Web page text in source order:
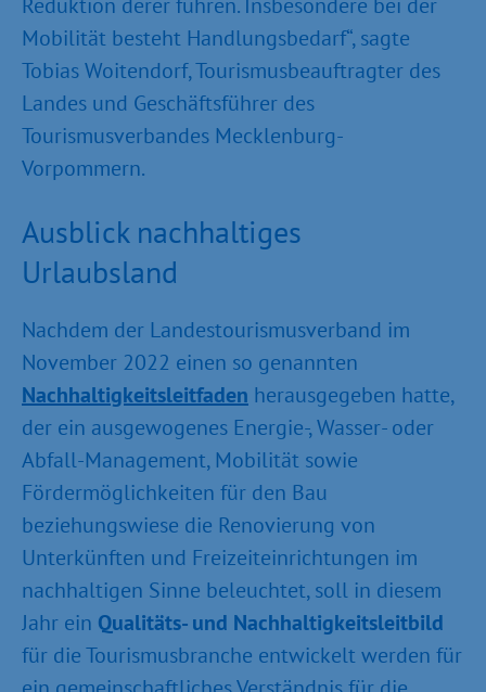
Mobilität besteht Handlungsbedarf“, sagte
Tobias Woitendorf, Tourismusbeauftragter des
Landes und Geschäftsführer des
Tourismusverbandes Mecklenburg-
Vorpommern.
Ausblick nachhaltiges
Urlaubsland
Nachdem der Landestourismusverband im
November 2022 einen so genannten
Nachhaltigkeitsleitfaden herausgegeben hatte,
der ein ausgewogenes Energie-, Wasser- oder
Abfall-Management, Mobilität sowie
Fördermöglichkeiten für den Bau
beziehungswiese die Renovierung von
Unterkünften und Freizeiteinrichtungen im
nachhaltigen Sinne beleuchtet, soll in diesem
Jahr ein Qualitäts- und Nachhaltigkeitsleitbild
für die Tourismusbranche entwickelt werden für